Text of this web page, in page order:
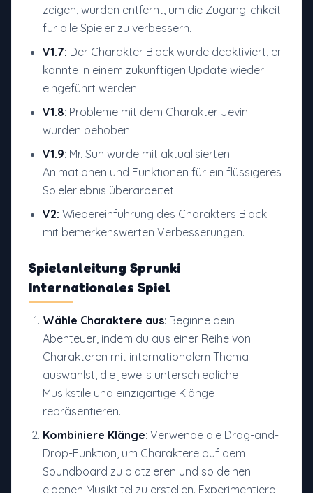
zeigen, wurden entfernt, um die Zugänglichkeit
für alle Spieler zu verbessern.
V1.7: Der Charakter Black wurde deaktiviert, er
könnte in einem zukünftigen Update wieder
eingeführt werden.
V1.8: Probleme mit dem Charakter Jevin
wurden behoben.
V1.9: Mr. Sun wurde mit aktualisierten
Animationen und Funktionen für ein flüssigeres
Spielerlebnis überarbeitet.
V2: Wiedereinführung des Charakters Black
mit bemerkenswerten Verbesserungen.
Spielanleitung Sprunki
Internationales Spiel
Wähle Charaktere aus: Beginne dein
Abenteuer, indem du aus einer Reihe von
Charakteren mit internationalem Thema
auswählst, die jeweils unterschiedliche
Musikstile und einzigartige Klänge
repräsentieren.
Kombiniere Klänge: Verwende die Drag-and-
Drop-Funktion, um Charaktere auf dem
Soundboard zu platzieren und so deinen
eigenen Musiktitel zu erstellen. Experimentiere